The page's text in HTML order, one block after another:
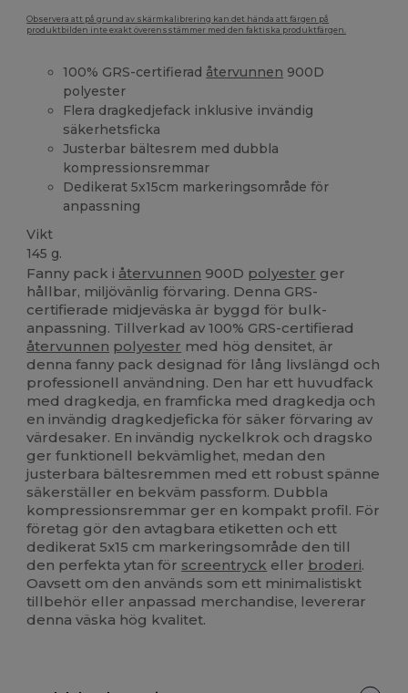
Observera att på grund av skärmkalibrering kan det hända att färgen på
produktbilden inte exakt överensstämmer med den faktiska produktfärgen.
100% GRS-certifierad återvunnen 900D
polyester
Flera dragkedjefack inklusive invändig
säkerhetsficka
Justerbar bältesrem med dubbla
kompressionsremmar
Dedikerat 5x15cm markeringsområde för
anpassning
Vikt
145 g.
Fanny pack i återvunnen 900D polyester ger
hållbar, miljövänlig förvaring. Denna GRS-
certifierade midjeväska är byggd för bulk-
anpassning. Tillverkad av 100% GRS-certifierad
återvunnen polyester med hög densitet, är
denna fanny pack designad för lång livslängd och
professionell användning. Den har ett huvudfack
med dragkedja, en framficka med dragkedja och
en invändig dragkedjeficka för säker förvaring av
värdesaker. En invändig nyckelkrok och dragsko
ger funktionell bekvämlighet, medan den
justerbara bältesremmen med ett robust spänne
säkerställer en bekväm passform. Dubbla
kompressionsremmar ger en kompakt profil. För
företag gör den avtagbara etiketten och ett
dedikerat 5x15 cm markeringsområde den till
den perfekta ytan för screentryck eller broderi.
Oavsett om den används som ett minimalistiskt
tillbehör eller anpassad merchandise, levererar
denna väska hög kvalitet.